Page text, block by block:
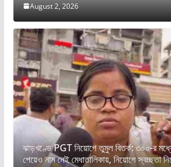
August 2, 2026
ঝাড়খণ্ডে PGT নিয়োগে তুমুল বিতর্ক: ৩০০-র
পেয়েও নাম নেই মেধাতালিকায়, নিয়োগে স্বচ্ছতা